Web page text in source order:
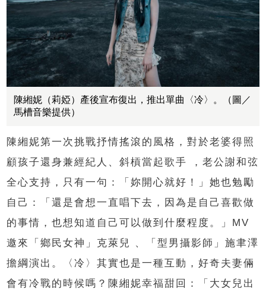
陳緗妮（莉婭）產後宣布復出，推出單曲〈冷〉。（圖／
馬槽音樂提供）
陳緗妮第一次挑戰抒情搖滾的風格，對於老婆得照
顧孩子還身兼經紀人、斜槓當起歌手 ，老公謝和弦
全心支持，只有一句：「妳開心就好！」她也勉勵
自己：「還是會想一直唱下去，因為是自己喜歡做
的事情，也想知道自己可以做到什麼程度。」MV
邀來「鄉民女神」克萊兒 、「型男攝影師」施聿澤
擔綱演出。〈冷〉其實也是一種互動，好奇夫妻倆
會有冷戰的時候嗎？陳緗妮幸福甜回：「大女兒出